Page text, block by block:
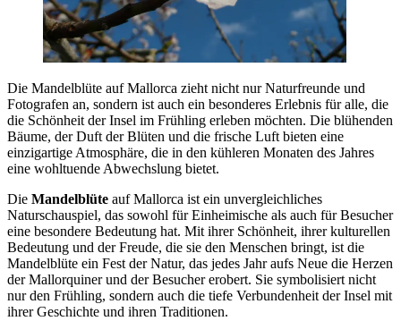
Die Mandelblüte auf Mallorca zieht nicht nur Naturfreunde und
Fotografen an, sondern ist auch ein besonderes Erlebnis für alle, die
die Schönheit der Insel im Frühling erleben möchten. Die blühenden
Bäume, der Duft der Blüten und die frische Luft bieten eine
einzigartige Atmosphäre, die in den kühleren Monaten des Jahres
eine wohltuende Abwechslung bietet.
Die Mandelblüte auf Mallorca ist ein unvergleichliches
Naturschauspiel, das sowohl für Einheimische als auch für Besucher
eine besondere Bedeutung hat. Mit ihrer Schönheit, ihrer kulturellen
Bedeutung und der Freude, die sie den Menschen bringt, ist die
Mandelblüte ein Fest der Natur, das jedes Jahr aufs Neue die Herzen
der Mallorquiner und der Besucher erobert. Sie symbolisiert nicht
nur den Frühling, sondern auch die tiefe Verbundenheit der Insel mit
ihrer Geschichte und ihren Traditionen.